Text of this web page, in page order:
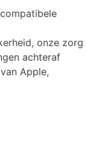
onze zorg
achteraf
Apple,